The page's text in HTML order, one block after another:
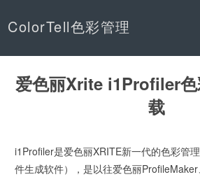
ColorTell色彩管理
爱色丽Xrite i1Profiler
载
i1Profiler是爱色丽XRITE新一代的色彩管
件生成软件），是以往爱色丽